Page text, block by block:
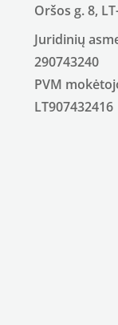
Oršos g. 8,
Juridinių
290743240
PVM
LT907432416